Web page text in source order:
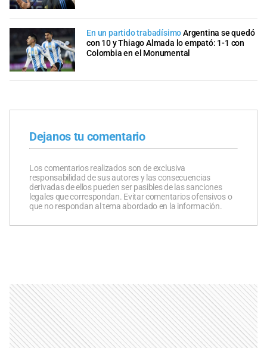
En un partido trabadísimoArgentina se quedó
con 10 y Thiago Almada lo empató: 1-1 con
Colombia en el Monumental
Dejanos tu comentario
Los comentarios realizados son de exclusiva
responsabilidad de sus autores y las consecuencias
derivadas de ellos pueden ser pasibles de las sanciones
legales que correspondan. Evitar comentarios ofensivos o
que no respondan al tema abordado en la información.